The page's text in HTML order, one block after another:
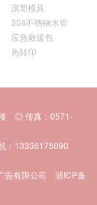
滚塑模具
304不锈钢水管
应急救援包
热转印
楼 ◎ 传真：0571-
13336175090
告有限公司 浙ICP备